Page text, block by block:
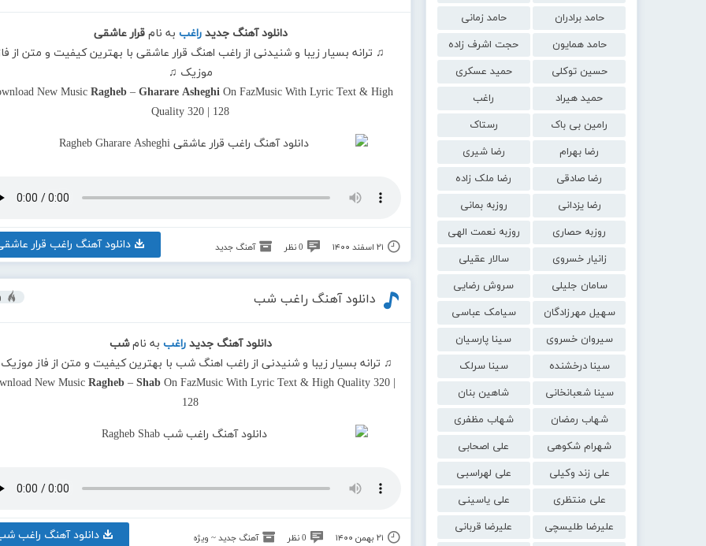
حامد برادران
حامد زمانی
حامد همایون
حجت اشرف زاده
حسین توکلی
حمید عسکری
حمید هیراد
راغب
رامین بی باک
رستاک
رضا بهرام
رضا شیری
رضا صادقی
رضا ملک زاده
رضا یزدانی
روزبه بمانی
روزبه حصاری
روزبه نعمت الهی
زانیار خسروی
سالار عقیلی
سامان جلیلی
سروش رضایی
سهیل مهرزادگان
سیامک عباسی
سیروان خسروی
سینا پارسیان
سینا درخشنده
سینا سرلک
سینا شعبانخانی
شاهین بنان
شهاب رمضان
شهاب مظفری
شهرام شکوهی
علی اصحابی
علی زند وکیلی
علی لهراسبی
علی منتظری
علی یاسینی
علیرضا طلیسچی
علیرضا قربانی
دانلود آهنگ جدید راغب به نامقرار عاشقی
♫ ترانه بسیار زیبا و شنیدنی از راغب اهنگ قرار عاشقی با بهترین کیفیت و متن از
موزیک ♫
New Music Ragheb– Gharare AsheghiOn FazMusic With Lyric Text & High
Quality 320 | 128
۲۱ اسفند ۱۴۰۰ 0 نظر آهنگ جدید دانلود آهنگ راغب قرار
دانلود آهنگ راغب شب
دانلود آهنگ جدید راغب به نامشب
♫ ترانه بسیار زیبا و شنیدنی از راغب اهنگ شب با بهترین کیفیت و متن از فاز
New Music Ragheb– ShabOn FazMusic With Lyric Text & High Quality 320 |
128
۲۱ بهمن ۱۴۰۰ 0 نظر آهنگ جدید ~ ویژه دانلود آهنگ راغب